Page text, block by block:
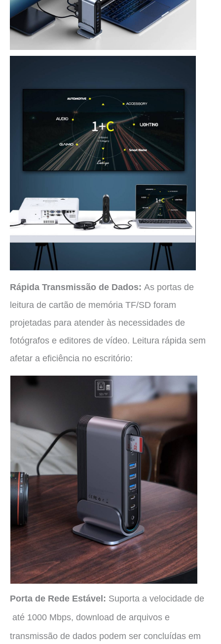
Rápida Transmissão de Dados: As portas de
leitura de cartão de memória TF/SD foram
projetadas para atender às necessidades de
fotógrafos e editores de vídeo. Leitura rápida sem
afetar a eficiência no escritório:
Porta de Rede Estável: Suporta a velocidade de
até 1000 Mbps, download de arquivos e
transmissão de dados podem ser concluídas em